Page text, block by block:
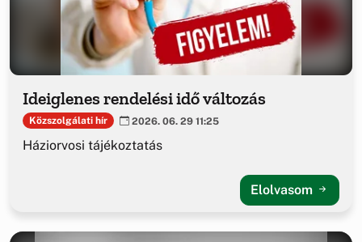
Ideiglenes rendelési idő változás
Közszolgálati hír 2026. 06. 29 11:25
Háziorvosi tájékoztatás
Elolvasom